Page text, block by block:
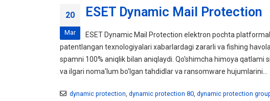
20
Mar
ESET Dynamic Mail Protection
ESET Dynamic Mail Protection elektron pochta
patentlangan texnologiyalari xabarlardagi zararli va fishing
spamni 100% aniqlik bilan aniqlaydi. Qo'shimcha himoya
va ilgari noma'lum bo'lgan tahdidlar va ransomware hujumlarini...
dynamic protection dynamic protection 80, dynamic protection